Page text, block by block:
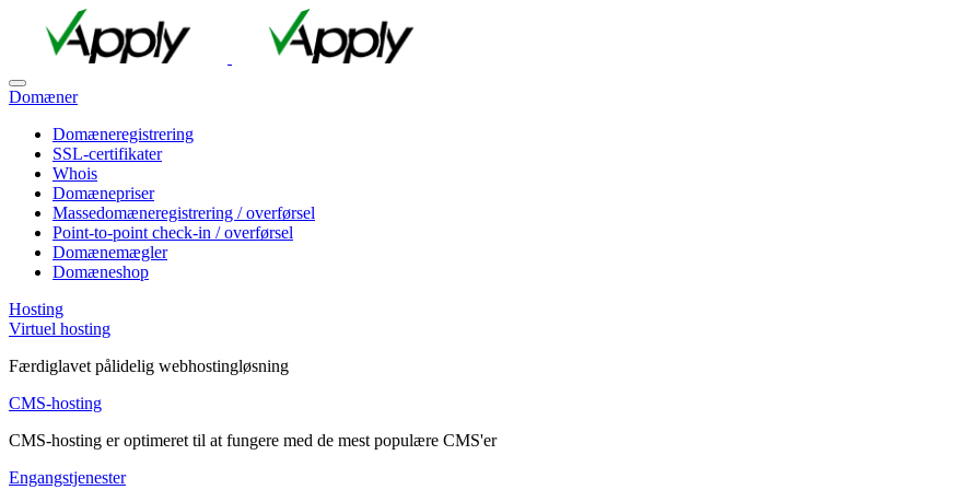
Domæner
Domæneregistrering
SSL-certifikater
Whois
Domænepriser
Massedomæneregistrering / overførsel
Point-to-point check-in / overførsel
Domænemægler
Domæneshop
Hosting
Virtuel hosting
Færdiglavet pålidelig webhostingløsning
CMS-hosting
CMS-hosting er optimeret til at fungere med de mest populære CMS'er
Engangstjenester